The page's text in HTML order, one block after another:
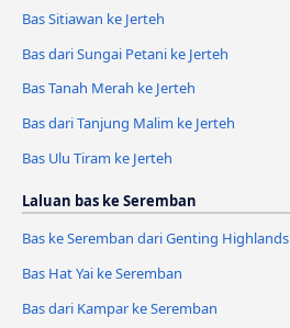
Bas Sitiawan ke Jerteh
Bas dari Sungai Petani ke Jerteh
Bas Tanah Merah ke Jerteh
Bas dari Tanjung Malim ke Jerteh
Bas Ulu Tiram ke Jerteh
Laluan bas ke Seremban
Bas ke Seremban dari Genting Highlands
Bas Hat Yai ke Seremban
Bas dari Kampar ke Seremban